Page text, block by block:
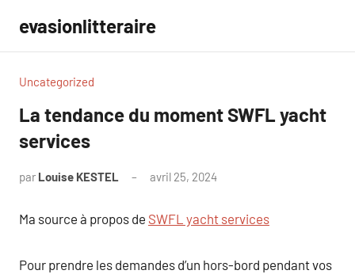
contenu
evasionlitteraire
Uncategorized
La tendance du moment SWFL yacht
services
par Louise KESTEL avril 25, 2024
Ma source à propos de SWFL yacht services
Pour prendre les demandes d’un hors-bord pendant vos